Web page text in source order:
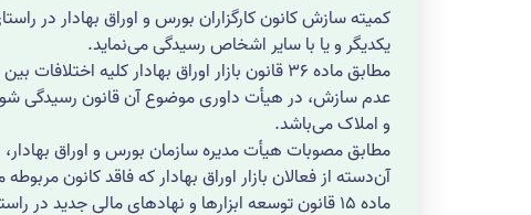
کمیته سازش کانون کارگزاران بورس و اوراق بهادار در
یکدیگر و یا با سایر اشخاص رسیدگی می‌نماید.
مطابق ماده36قانون بازار اوراق بهادار کلیه
عدم سازش، در هیأت داوری موضوع آن قانون رسیدگی شود.
و املاک می‌باشد.
مطابق مصوبات هیأت مدیره سازمان بورس و اوراق
آن‌دسته از فعالان بازار اوراق بهادار که فاقد کانون